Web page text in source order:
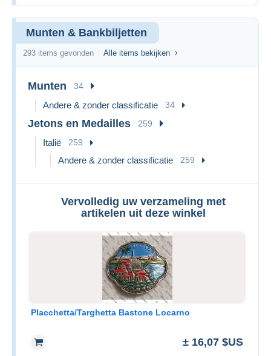
Munten & Bankbiljetten
293 items gevonden Alle items bekijken
Munten 34
Andere & zonder classificatie 34
Jetons en Medailles 259
Italië 259
Andere & zonder classificatie 259
Vervolledig uw verzameling met
artikelen uit deze winkel
Placchetta/Targhetta Bastone Locarno
± 16,07 $US